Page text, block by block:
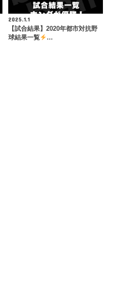
2025.1.1
【試合結果】2020年都市対抗野
球結果一覧
…